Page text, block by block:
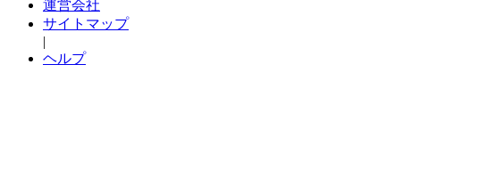
運営会社
サイトマップ
|
ヘルプ